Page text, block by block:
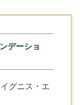
デーショ
グニス・エ